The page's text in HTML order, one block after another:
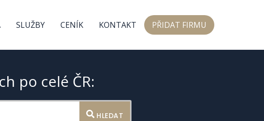
SLUŽBY CENÍK KONTAKT PŘIDAT FIRMU
po celé ČR:
HLEDAT